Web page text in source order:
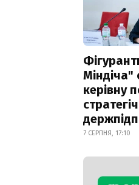
керівну
7 СЕРПНЯ, 17:10